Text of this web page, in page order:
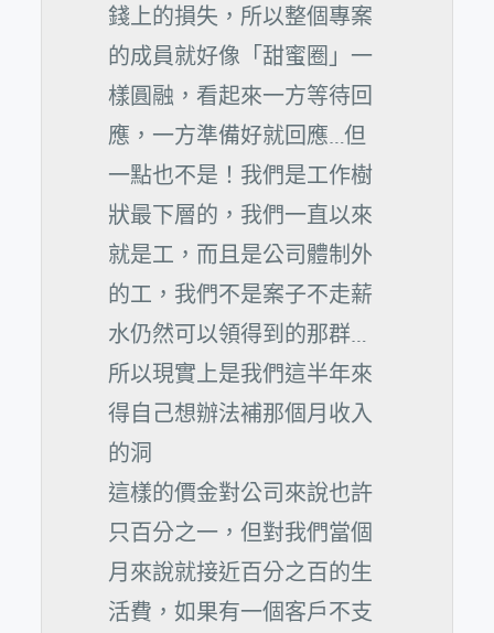
錢上的損失，所以整個專案
的成員就好像「甜蜜圈」一
樣圓融，看起來一方等待回
應，一方準備好就回應…但
一點也不是！我們是工作樹
狀最下層的，我們一直以來
就是工，而且是公司體制外
的工，我們不是案子不走薪
水仍然可以領得到的那群…
所以現實上是我們這半年來
得自己想辦法補那個月收入
的洞
這樣的價金對公司來說也許
只百分之一，但對我們當個
月來說就接近百分之百的生
活費，如果有一個客戶不支